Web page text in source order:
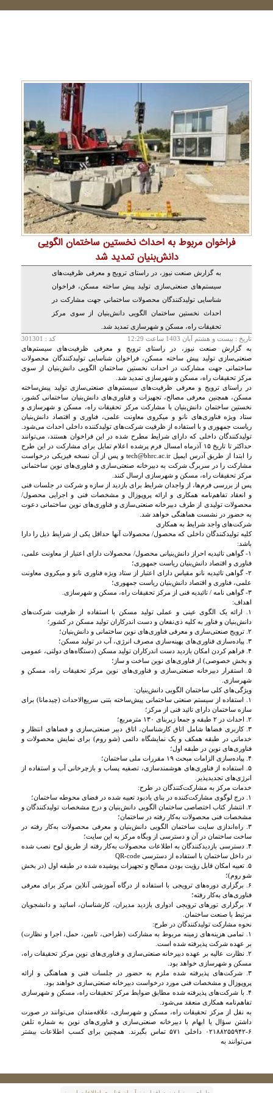
فراخوان مربوط به احداث نخستین ساختمان الگویی
دانش‌بنیان تمدید شد
به گزارش صنعت نیوز، در راستای ترویج و معرفی ظرفیت‌های
سیستم‌های صنعتی‌سازی تولید پیش ساخته مسکن،‌ فراخوان
شناسایی تولیدکنندگان محصولات ساختمانی جهت مشارکت در
احداث نخستین ساختمان الگویی دانش‌بنیان از سوی مرکز
تحقیقات راه، مسکن و شهرسازی تمدید شد.
تاريخ : بيست و هشتم آبان 1403 ساعت 12:29
کد : 301301
به گزارش صنعت نیوز، در راستای ترویج و معرفی ظرفیت‌های سیستم‌های
صنعتی‌سازی تولید پیش ساخته مسکن،‌ فراخوان شناسایی تولیدکنندگان محصولات
ساختمانی جهت مشارکت در احداث نخستین ساختمان الگویی دانش‌بنیان از سوی
مرکز تحقیقات راه، مسکن و شهرسازی تمدید شد.
در راستای ترویج و معرفی ظرفیت‌های سیستم‌های صنعتی‌سازی تولید پیش‌ساخته
مسکن، همچنین معرفی مصالح، تجهیزات و فناوری‌های دانش‌بنیان ساختمانی کشور،
نخستین ساختمان دانش‌بنیان با مشارکت مرکز تحقیقات راه، مسکن و شهرسازی و
ستاد ویژه فناوری‌های نانو و میکروی معاونت علمی، فناوری و اقتصاد دانش‌بنیان
ریاست جمهوری و با استفاده از ظرفیت شرکت‌های تولیدکننده داخلی احداث می‌شود.
تولیدکنندگان داخلی که دارای شرایط مطرح شده در این فراخوان هستند، می‌توانند
حداکثر تا تاریخ ۱۵ آذرماه امسال فرم پرشده اعلام تمایل برای مشارکت در این طرح
را ابتدا از طریق آدرس ایمیل tech@bhrc.ac.ir و پس از آن نسخه فیزیکی درخواست
مشارکت را در سربرگ شرکت به دبیرخانه صنعتی‌سازی و فناوری‌های نوین ساختمانی
مرکز تحقیقات راه، مسکن و شهرسازی ارسال کنند.
پس از بررسی فرم‌ها، از واجدان شرایط برای بازدید از سازه و شرکت در جلسات فنی
و انعقاد تفاهم‌نامه همکاری و ارائه پروپوزال و مشخصات فنی و اجرایی محصول/
محصولات تولیدی از طرف دبیرخانه صنعتی‌سازی و فناوری‌های نوین ساختمانی دعوت
به حضور در نشست هماهنگی خواهد شد.
شرکت‌های واجد شرایط به همکاری
کلیه تولیدکنندگان داخلی که محصول/ محصولات آنها حداقل یکی از شرایط ذیل را دارا
باشد:
۱- گواهی تائیدیه احراز دانش‌بنیانی محصول/ محصولات دارای اعتبار از معاونت علمی،
فناوری و اقتصاد دانش‌بنیان ریاست جمهوری؛
۲- گواهی تائیدیه نانو مقیاس دارای اعتبار از ستاد ویژه فناوری نانو و میکروی معاونت
علمی، فناوری و اقتصاد دانش‌بنیان ریاست جمهوری؛
۳- گواهی نامه / تائیدیه فنی از مرکز تحقیقات راه، مسکن و شهرسازی.
اهداف:
۱. ارائه یک الگوی عینی و عملی تولید مسکن با استفاده از ظرفیت شرکت‌های
دانش‌بنیان و فناور به کلیه ذی‌نفعان و دست اندرکاران تولید مسکن در کشور؛
۲. ترویج صنعتی‌سازی و معرفی فناوری‌های نوین ساختمانی و دانش‌بنیان؛
۳. پیاده‌سازی فناوری‌های بهینه‌سازی مصرف انرژی، آب در تولید مسکن؛
۴. فراهم کردن امکان بازدید دست اندرکاران تولید مسکن (دستگاه‌های دولتی، عمومی
و بخش خصوصی) از فناوری‌های نوین ساخت و ساز؛
۵. استقرار دبیرخانه صنعتی‌سازی و فناوری‌های نوین مرکز تحقیقات راه، مسکن و
شهرسازی.
ویژگی‌های کلی ساختمان الگویی دانش‌بنیان:
۱. استفاده از سیستم صنعتی ساختمانی پیش‌ساخته بتنی سریع‌الاحداث (چیدمانا) برای
سازه ساختمان دارای تائید فنی از مرکز؛
۲. احداث در ۲ طبقه و جمعا زیربنای ۱۳۰ مترمربع؛
۳. کاربری فضاها شامل اتاق کارشناسان، اتاق دبیر صنعتی‌سازی و فضاهای انتظار و
خدماتی در طبقه همکف و یک نمایشگاه دائمی (شو روم) برای نمایش محصولات و
فناوری‌های نوین در طبقه اول؛
۴. پیاده‌سازی الزامات مبحث ۱۹ مقررات ملی ساختمان؛
۵. استفاده از فناوری‌های هوشمندسازی، تصفیه پساب و بازچرخانی آب و استفاده از
انرژی‌های تجدیدپذیر.
خدمات مرکز به مشارکت‌کنندگان در طرح:
۱. درج لوگوی مشارکت‌کننده در بنای یادبود تعبیه شده در فضای محوطه ساختمان؛
۲. انتشار کتاب اختصاصی ساختمان الگویی دانش‌بنیان و درج مشخصات تولیدکنندگان و
مشخصات فنی محصولات به‌کار رفته در ساختمان؛
۳. راه‌اندازی سایت ساختمان الگویی دانش‌بنیان و معرفی محصولات به‌کار رفته در
ساخت ساختمان در آن و دسترسی از وبگاه مرکز به این سایت؛
۴. دسترسی بازدیدکنندگان به اطلاعات محصولات به‌کار رفته از طریق لوح نصب شده
در داخل ساختمان با استفاده از دسترسی QR-code
۵. تعبیه امکان قابل رؤیت بودن مصالح و تجهیزات پوشیده شده در طبقه اول (در بخش
شو روم)؛
۶. برگزاری دوره‌های ترویجی با استفاده از درگاه آموزشی آنلاین مرکز برای معرفی
فناوری‌های به‌کار رفته؛
۷. برگزاری تورهای ترویجی ادواری بازدید مدیران، کارشناسان، اساتید و دانشجویان
مرتبط با صنعت ساختمان.
نحوه مشارکت تولیدکنندگان در طرح:
۱. تمامی هزینه‌های زمینه مربوط به مشارکت (طراحی، تامین، حمل، اجرا و نظارت)
بر عهده شرکت پذیرفته شده است.
۲. نظارت عالیه بر عهده دبیرخانه صنعتی‌سازی و فناوری‌های نوین مرکز تحقیقات راه،
مسکن و شهرسازی خواهد بود.
۳. شرکت‌های پذیرفته شده ملزم به حضور در جلسات فنی و هماهنگی و ارائه
پروپوزال و مشخصات فنی مورد درخواست دبیرخانه صنعتی‌سازی خواهند بود.
۴. با شرکت‌های پذیرفته شده مطابق ضوابط مرکز تحقیقات راه، مسکن و شهرسازی
تفاهم‌نامه همکاری منعقد می‌شود.
به نقل از مرکز تحقیقات راه، مسکن و شهرسازی، علاقه‌مندان می‌توانند در صورت
داشتن سؤال یا ابهام با دبیرخانه صنعتی‌سازی و فناوری‌های نوین به شماره تلفن
۶-۰۲۱۸۸۲۵۵۹۴۲ داخلی ۵۷۱ تماس بگیرند. همچنین برای کسب اطلاعات بیشتر
می‌توانند به